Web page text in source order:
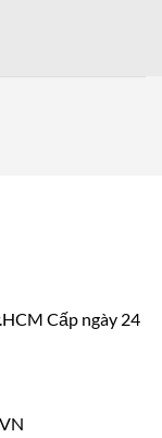
Cấp ngày 24